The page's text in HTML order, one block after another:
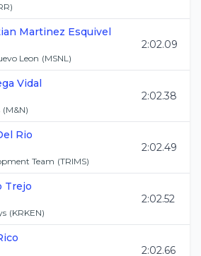
)
Martinez Esquivel
Leon (MSNL)
2:02.09
Vidal
(M&N)
2:02.38
Rio
Team (TRIMS)
2:02.49
Trejo
(KRKEN)
2:02.52
2:02.66